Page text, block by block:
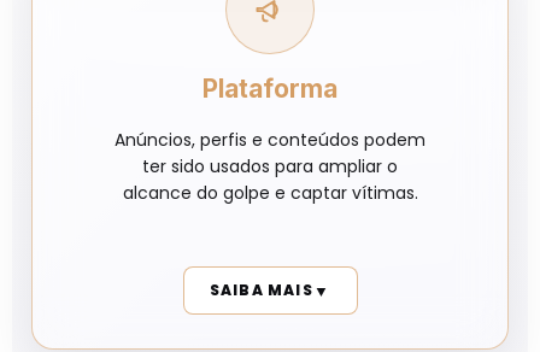
Plataforma
Anúncios, perfis e conteúdos podem
ter sido usados para ampliar o
alcance do golpe e captar vítimas.
SAIBA MAIS▼